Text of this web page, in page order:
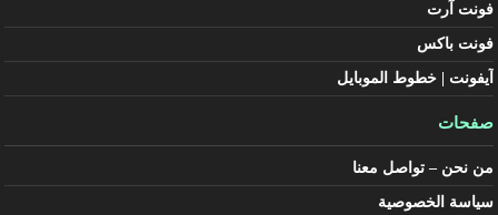
فونت آرت
فونت باكس
آيفونت | خطوط الموبايل
صفحات
من نحن – تواصل معنا
سياسة الخصوصية